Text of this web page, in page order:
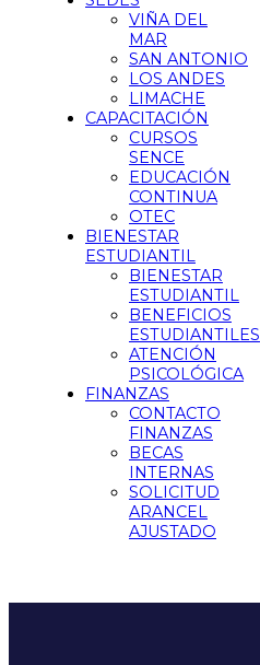
VIÑA DEL
MAR
SAN ANTONIO
LOS ANDES
LIMACHE
CAPACITACIÓN
CURSOS
SENCE
EDUCACIÓN
CONTINUA
OTEC
BIENESTAR
ESTUDIANTIL
BIENESTAR
ESTUDIANTIL
BENEFICIOS
ESTUDIANTILES
ATENCIÓN
PSICOLÓGICA
FINANZAS
CONTACTO
FINANZAS
BECAS
INTERNAS
SOLICITUD
ARANCEL
AJUSTADO